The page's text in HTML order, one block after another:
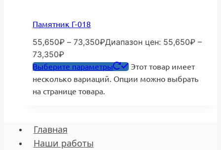
Памятник Г-018
55,650₽ – 73,350₽Диапазон цен: 55,650₽ –
73,350₽
Выберите параметры
Этот товар имеет
несколько вариаций. Опции можно выбрать
на странице товара.
Главная
Наши работы